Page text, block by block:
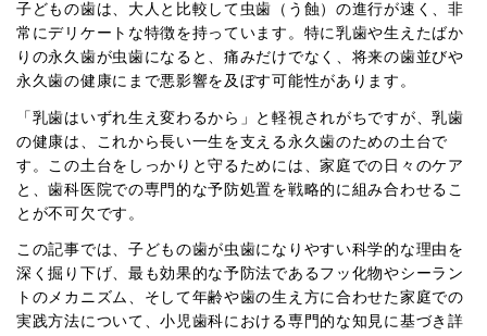
子どもの歯は、大人と比較して虫歯（う蝕）の進行が速く、非
常にデリケートな特徴を持っています。特に乳歯や生えたばか
りの永久歯が虫歯になると、痛みだけでなく、将来の歯並びや
永久歯の健康にまで悪影響を及ぼす可能性があります。
「乳歯はいずれ生え変わるから」と軽視されがちですが、乳歯
の健康は、これから長い一生を支える永久歯のための土台で
す。この土台をしっかりと守るためには、家庭での日々のケア
と、歯科医院での専門的な予防処置を戦略的に組み合わせるこ
とが不可欠です。
この記事では、子どもの歯が虫歯になりやすい科学的な理由を
深く掘り下げ、最も効果的な予防法であるフッ化物やシーラン
トのメカニズム、そして年齢や歯の生え方に合わせた家庭での
実践方法について、小児歯科における専門的な知見に基づき詳